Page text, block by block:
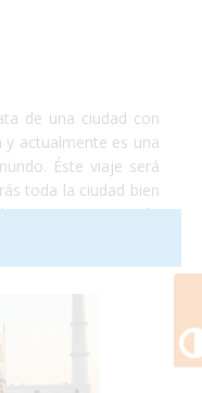
de una ciudad con
y actualmente es una
Éste viaje será
toda la ciudad bien
monumentos más
Torre de Londres y
los barrios de
se encuentran en la
un Afternoon Tea.
a la capital inglesa
¡nosotros te lo